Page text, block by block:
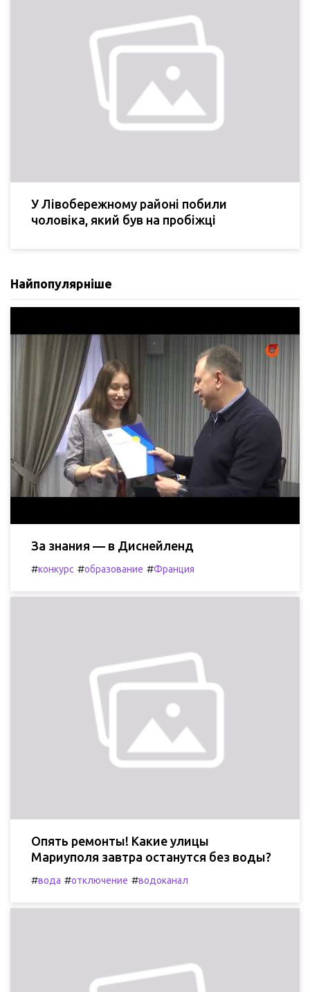
У Лівобережному районі побили
чоловіка, який був на пробіжці
Найпопулярніше
За знания — в Диснейленд
#конкурс #образование #Франция
Опять ремонты! Какие улицы
Мариуполя завтра останутся без воды?
#вода #отключение #водоканал